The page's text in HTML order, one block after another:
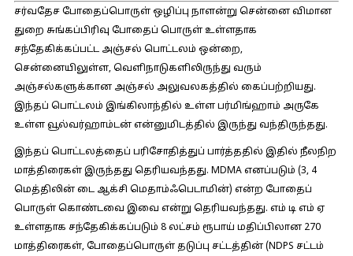
சர்வதேச போதைப்பொருள் ஒழிப்பு நாளன்று சென்னை விமான
துறை சுங்கப்பிரிவு போதைப் பொருள் உள்ளதாக
சந்தேகிக்கப்பட்ட அஞ்சல் பொட்டலம் ஒன்றை,
சென்னையிலுள்ள, வெளிநாடுகளிலிருந்து வரும்
அஞ்சல்களுக்கான அஞ்சல் அலுவலகத்தில் கைப்பற்றியது.
இந்தப் பொட்டலம் இங்கிலாந்தில் உள்ள பர்மிங்ஹாம் அருகே
உள்ள வூல்வர்ஹாம்டன் என்னுமிடத்தில் இருந்து வந்திருந்தது.
இந்தப் பொட்டலத்தைப் பரிசோதித்துப் பார்த்ததில் இதில் நீலநிற
மாத்திரைகள் இருந்தது தெரியவந்தது. MDMA எனப்படும் (3, 4
மெத்திலின் டை ஆக்சி மெதாம்ஃபெடாமின்) என்ற போதைப்
பொருள் கொண்டவை இவை என்று தெரியவந்தது. எம் டி எம் ஏ
உள்ளதாக சந்தேகிக்கப்படும் 8 லட்சம் ரூபாய் மதிப்பிலான 270
மாத்திரைகள், போதைப்பொருள் தடுப்பு சட்டத்தின் (NDPS சட்டம்